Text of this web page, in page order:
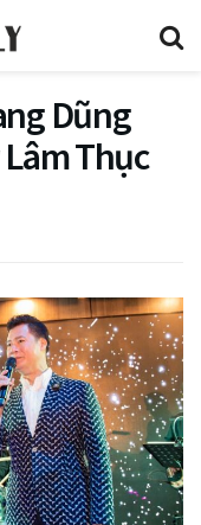
Dũng
Thục